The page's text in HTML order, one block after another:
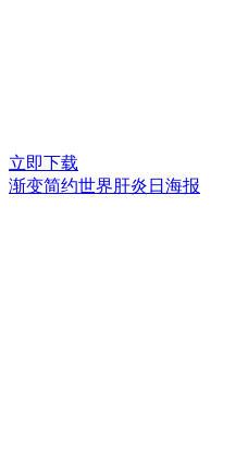
立即下载
渐变简约世界肝炎日海报